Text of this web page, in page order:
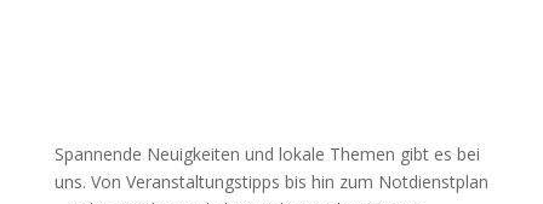
Spannende Neuigkeiten und lokale Themen gibt es bei
uns. Von Veranstaltungstipps bis hin zum Notdienstplan